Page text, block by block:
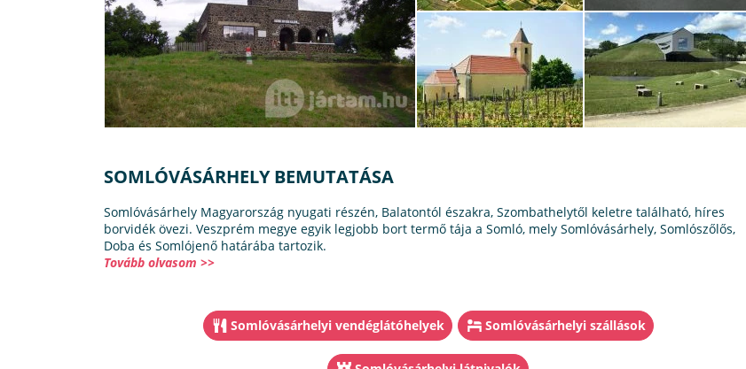
SOMLÓVÁSÁRHELY BEMUTATÁSA
Somlóvásárhely Magyarország nyugati részén, Balatontól északra, Szombathelytől keletre található, híres
borvidék övezi. Veszprém megye egyik legjobb bort termő tája a Somló, mely Somlóvásárhely, Somlószőlős,
Doba és Somlójenő határába tartozik.
Tovább olvasom >>
Somlóvásárhelyi vendéglátóhelyek Somlóvásárhelyi szállások